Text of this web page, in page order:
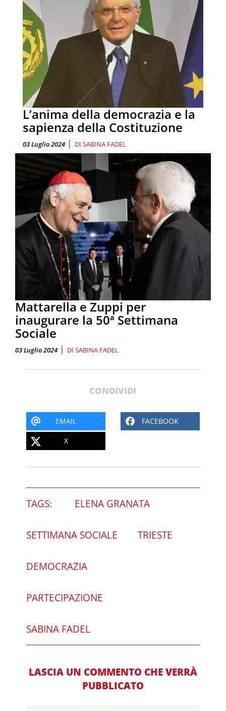
L’anima della democrazia e la
sapienza della Costituzione
03 Luglio 2024 | DI SABINA FADEL
Mattarella e Zuppi per
inaugurare la 50ª Settimana
Sociale
03 Luglio 2024 | DI SABINA FADEL
CONDIVIDI
EMAIL FACEBOOK
X
TAGS: ELENA GRANATA
SETTIMANA SOCIALE TRIESTE
DEMOCRAZIA
PARTECIPAZIONE
SABINA FADEL
LASCIA UN COMMENTO CHE VERRÀ
PUBBLICATO